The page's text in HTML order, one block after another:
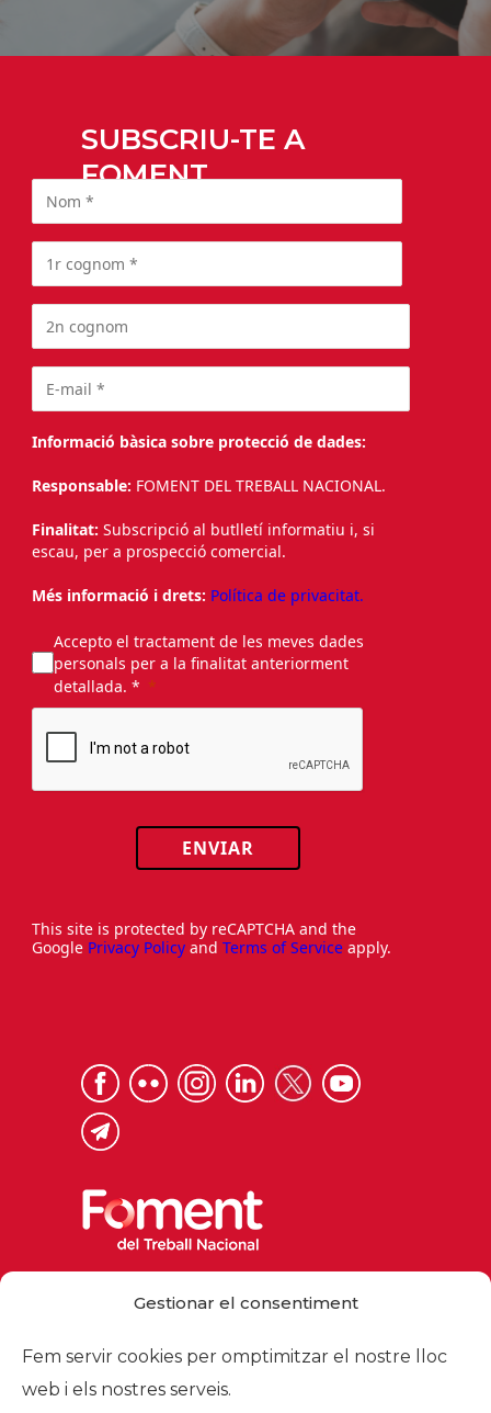
Gestionar el consentiment
Fem servir cookies per omptimitzar el nostre lloc
web i els nostres serveis.
SUBSCRIU-TE A
FOMENT
Informació bàsica sobre protecció de dades:
Responsable: FOMENT DEL TREBALL NACIONAL.
Finalitat: Subscripció al butlletí informatiu i, si
escau, per a prospecció comercial.
Més informació i drets: Política de privacitat.
Accepto el tractament de les meves dades
personals per a la finalitat anteriorment
detallada. *
ENVIAR
This site is protected by reCAPTCHA and the
Google Privacy Policy and Terms of Service apply.
foment@foment.com